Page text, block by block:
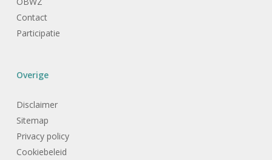
Contact
Participatie
Overige
Disclaimer
Sitemap
Privacy policy
Cookiebeleid